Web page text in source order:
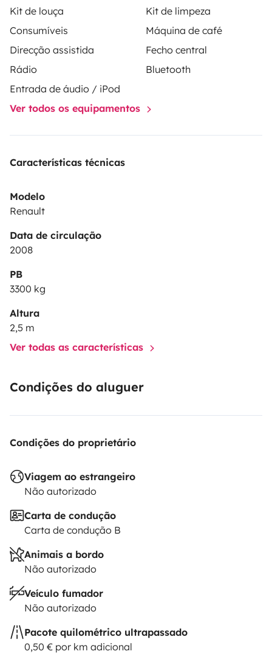
Kit de louça
Kit de limpeza
Consumíveis
Máquina de café
Direcção assistida
Fecho central
Rádio
Bluetooth
Entrada de áudio / iPod
Ver todos os equipamentos
Características técnicas
Modelo
Renault
Data de circulação
2008
PB
3300 kg
Altura
2,5 m
Ver todas as características
Condições do aluguer
Condições do proprietário
Viagem ao estrangeiro
Não autorizado
Carta de condução
Carta de condução B
Animais a bordo
Não autorizado
Veículo fumador
Não autorizado
Pacote quilométrico ultrapassado
0,50 € por km adicional